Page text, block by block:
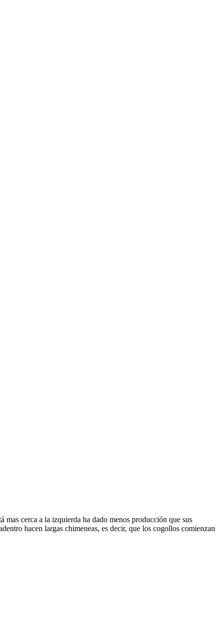
mas cerca a la izquierda ha dado menos producción que sus
hacen largas chimeneas, es decir, que los cogollos comienzan